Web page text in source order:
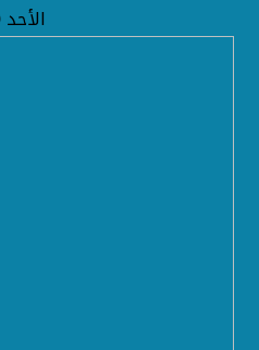
الأحد 09 أغسطس 2026 10:24 مساءً